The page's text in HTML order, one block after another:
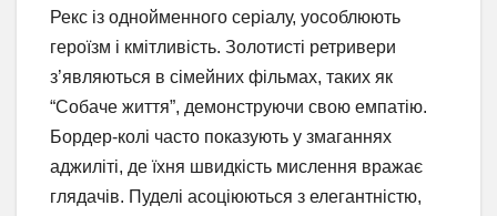
Рекс із однойменного серіалу, уособлюють
героїзм і кмітливість. Золотисті ретривери
з’являються в сімейних фільмах, таких як
“Собаче життя”, демонструючи свою емпатію.
Бордер-колі часто показують у змаганнях
аджиліті, де їхня швидкість мислення вражає
глядачів. Пуделі асоціюються з елегантністю,